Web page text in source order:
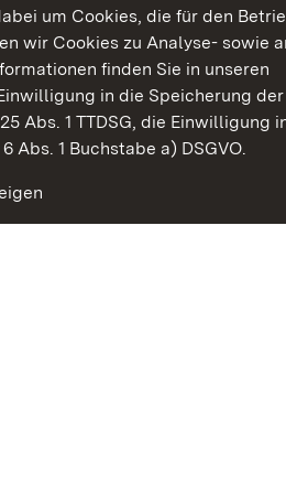
um Cookies, die für den
wir Cookies zu Analyse- sowie
finden Sie in unseren
in die Speicherung
Abs. 1 TTDSG, die Einwilligung
Abs. 1 Buchstabe a) DSGVO.